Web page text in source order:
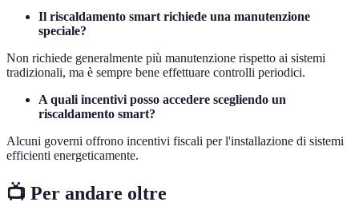
Il riscaldamento smart richiede una manutenzione
speciale?
Non richiede generalmente più manutenzione rispetto ai sistemi
tradizionali, ma è sempre bene effettuare controlli periodici.
A quali incentivi posso accedere scegliendo un
riscaldamento smart?
Alcuni governi offrono incentivi fiscali per l'installazione di sistemi
efficienti energeticamente.
📺 Per andare oltre